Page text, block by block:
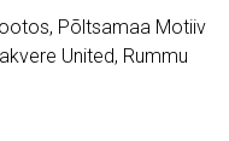
Põltsamaa Motiiv
United, Rummu